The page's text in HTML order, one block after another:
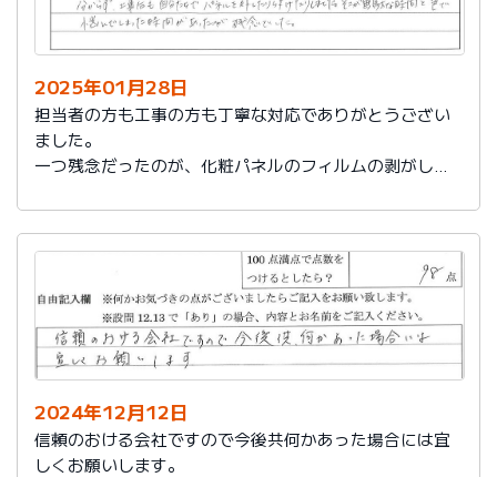
2025年01月28日
担当者の方も工事の方も丁寧な対応でありがとうござい
ました。
一つ残念だったのが、化粧パネルのフィルムの剥がし忘
分たちでパネルを外したり付けたりしました。そこが無
駄な時間と色で悩んでしまった時間があったのが残念で
2024年12月12日
信頼のおける会社ですので今後共何かあった場合には宜
しくお願いします。